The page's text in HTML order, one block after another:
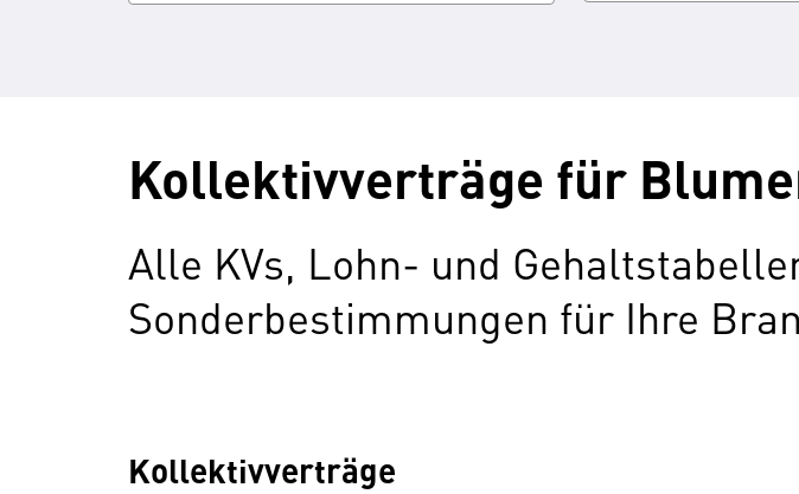
Kollektivverträge für
Alle KVs, Lohn- und
Sonderbestimmungen für Ihre
Kollektivverträge